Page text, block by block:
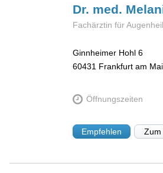
Dr. med.
Fachärztin für
Ginnheimer Hohl 6
60431 Frankfurt am
Öffnungszeiten
Empfehlen Zum